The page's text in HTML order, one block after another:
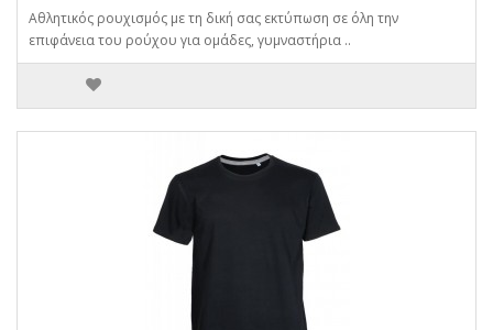
Αθλητικός ρουχισμός με τη δική σας εκτύπωση σε όλη την
επιφάνεια του ρούχου για ομάδες, γυμναστήρια ..